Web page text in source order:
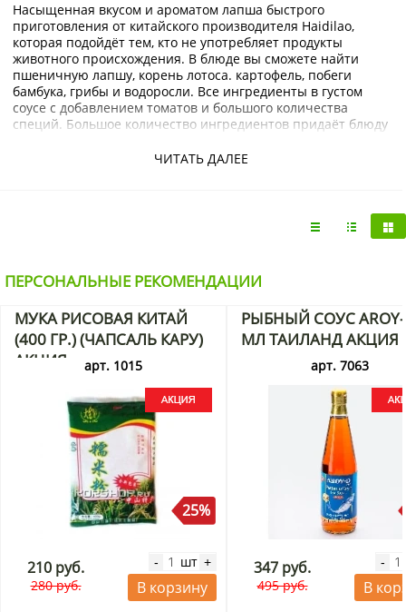
ЧИТАТЬ ДАЛЕЕ
Насыщенная вкусом и ароматом лапша быстрого
приготовления от китайского производителя Haidilao,
которая подойдёт тем, кто не употребляет продукты
животного происхождения. В блюде вы сможете найти
пшеничную лапшу, корень лотоса. картофель, побеги
бамбука, грибы и водоросли. Все ингредиенты в густом
соусе с добавлением томатов и большого количества
специй. Большое количество ингредиентов придаёт блюду
также по России почтой или транспортной компанией.
ПЕРСОНАЛЬНЫЕ РЕКОМЕНДАЦИИ
МУКА РИСОВАЯ КИТАЙ
(400 ГР.) (ЧАПСАЛЬ КАРУ)
АКЦИЯ
арт. 1015
25%
210 руб.
280 руб.
- шт +
В корзину
РЫБНЫЙ СОУС AROY-
МЛ ТАИЛАНД АКЦИЯ
арт. 7063
347 руб.
495 руб.
-
В